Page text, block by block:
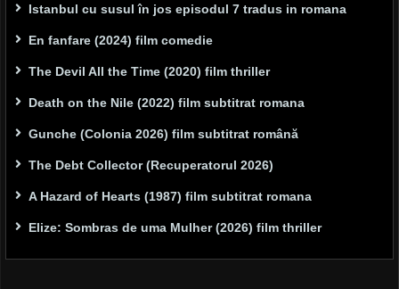
Istanbul cu susul în jos episodul 7 tradus in romana
En fanfare (2024) film comedie
The Devil All the Time (2020) film thriller
Death on the Nile (2022) film subtitrat romana
Gunche (Colonia 2026) film subtitrat română
The Debt Collector (Recuperatorul 2026)
A Hazard of Hearts (1987) film subtitrat romana
Elize: Sombras de uma Mulher (2026) film thriller